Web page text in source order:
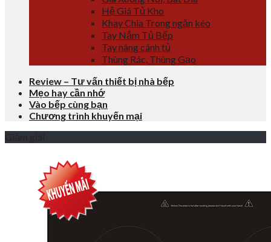
Hệ Giá Tủ Kho
Khay Chia Trong ngăn kéo
Tay Nắm Tủ Bếp
Tay nâng cánh tủ
Thùng Rác, Thùng Gạo
Review – Tư vấn thiết bị nhà bếp
Mẹo hay cần nhớ
Vào bếp cùng bạn
Chương trình khuyến mại